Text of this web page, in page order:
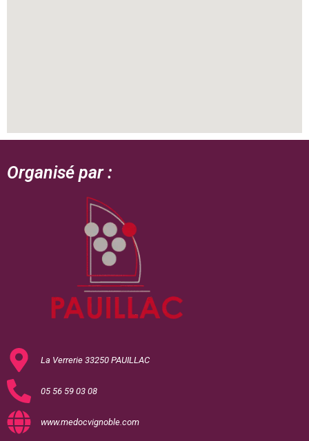
Organisé par :
La Verrerie 33250 PAUILLAC
05 56 59 03 08
www.medocvignoble.com